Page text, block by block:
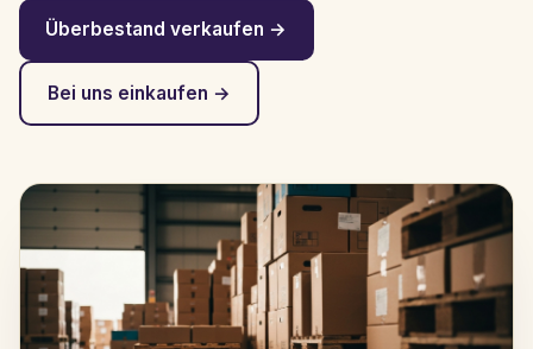
Überbestand verkaufen →
Bei uns einkaufen →